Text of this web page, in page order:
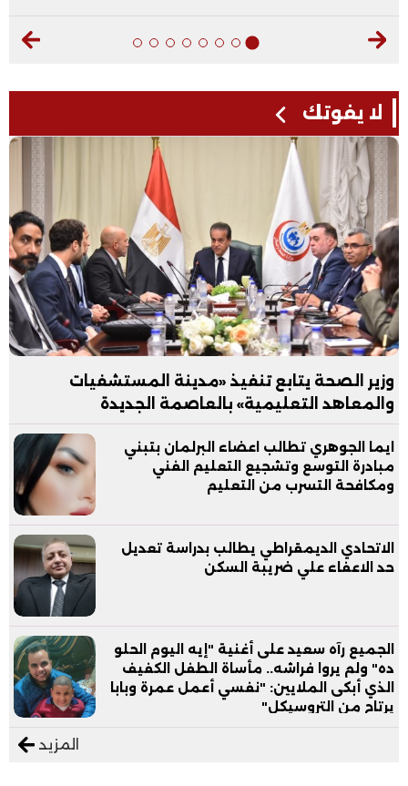
لا يفوتك
وزير الصحة يتابع تنفيذ «مدينة المستشفيات
والمعاهد التعليمية» بالعاصمة الجديدة
ايما الجوهري تطالب اعضاء البرلمان بتبني
مبادرة التوسع وتشجيع التعليم الفني
ومكافحة التسرب من التعليم
الاتحادي الديمقراطي يطالب بدراسة تعديل
حد الاعفاء علي ضريبة السكن
الجميع رآه سعيد على أغنية "إيه اليوم الحلو
ده" ولم يروا فراشه.. مأساة الطفل الكفيف
الذي أبكى الملايين: "نفسي أعمل عمرة وبابا
يرتاح من التروسيكل"
المزيد